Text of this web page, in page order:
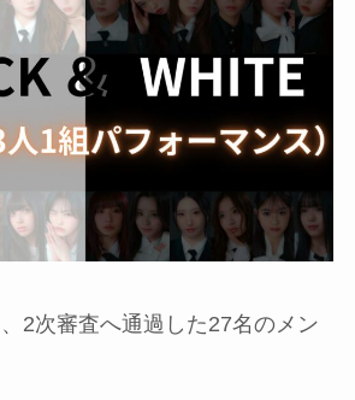
2次審査へ通過した27名のメン